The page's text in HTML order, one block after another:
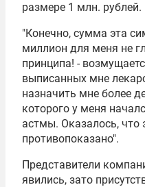
размере 1 млн. рублей.
"Конечно, сумма эта
миллион для меня не
принципа! -
выписанных мне
назначить мне более
которого у меня
астмы. Оказалось, что
противопоказано".
Представители
явились, зато